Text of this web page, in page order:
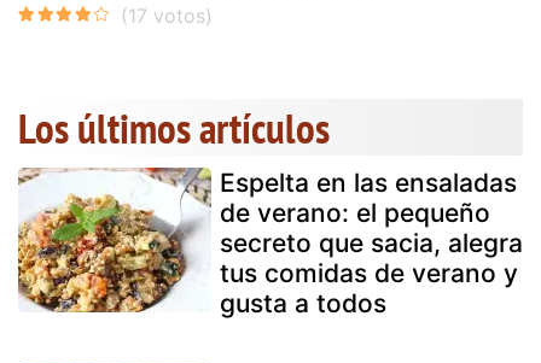
Los últimos artículos
Espelta en las ensaladas
de verano: el pequeño
secreto que sacia, alegra
tus comidas de verano y
gusta a todos